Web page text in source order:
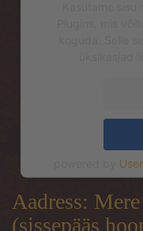
Aadress:
(sissepääs